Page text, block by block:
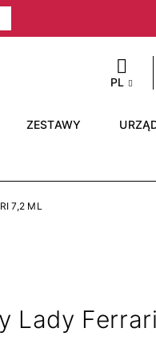
PL
ZESTAWY
7,2 ML
Lady